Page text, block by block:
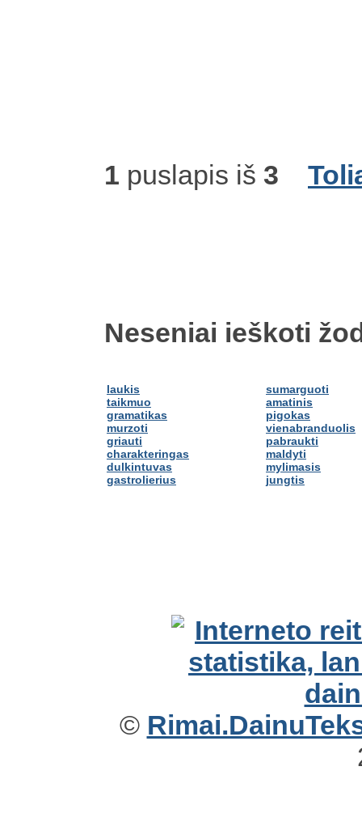
1 puslapis iš 3
Neseniai ieškoti
laukis
taikmuo
gramatikas
murzoti
griauti
charakteringas
dulkintuvas
gastrolierius
sumarguoti
amatinis
pigokas
vienabranduolis
pabraukti
maldyti
mylimasis
jungtis
©